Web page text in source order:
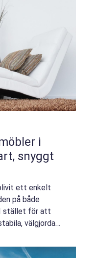
i
ett enkelt
på både
stället för att
välgjorda
möbler